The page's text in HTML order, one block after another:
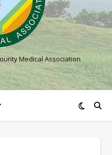
Medical Association